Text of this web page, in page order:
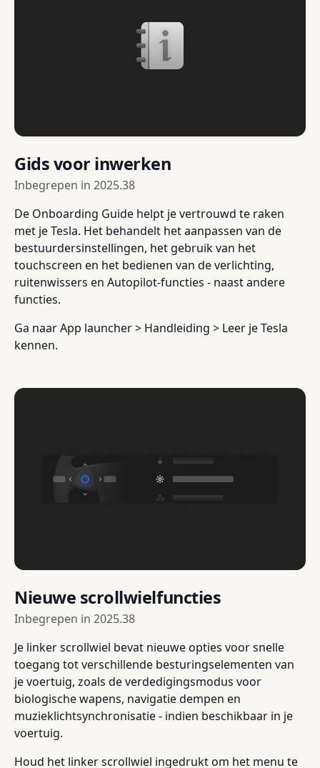
Gids voor inwerken
Inbegrepen in 2025.38
De Onboarding Guide helpt je vertrouwd te raken
met je Tesla. Het behandelt het aanpassen van de
bestuurdersinstellingen, het gebruik van het
touchscreen en het bedienen van de verlichting,
ruitenwissers en Autopilot-functies - naast andere
functies.
Ga naar App launcher > Handleiding > Leer je Tesla
kennen.
Nieuwe scrollwielfuncties
Inbegrepen in 2025.38
Je linker scrollwiel bevat nieuwe opties voor snelle
toegang tot verschillende besturingselementen van
je voertuig, zoals de verdedigingsmodus voor
biologische wapens, navigatie dempen en
muzieklichtsynchronisatie - indien beschikbaar in je
voertuig.
Houd het linker scrollwiel ingedrukt om het menu te